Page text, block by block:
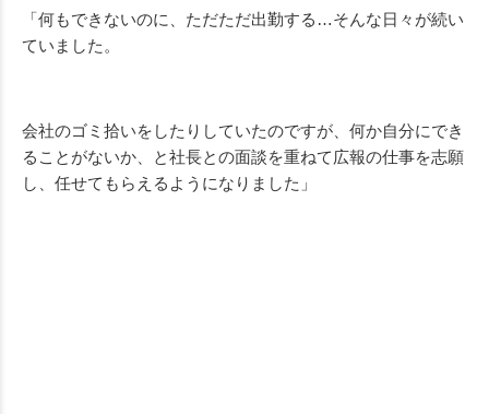
「何もできないのに、ただただ出勤する…そんな日々が続い
ていました。
会社のゴミ拾いをしたりしていたのですが、何か自分にでき
ることがないか、と社長との面談を重ねて広報の仕事を志願
し、任せてもらえるようになりました」